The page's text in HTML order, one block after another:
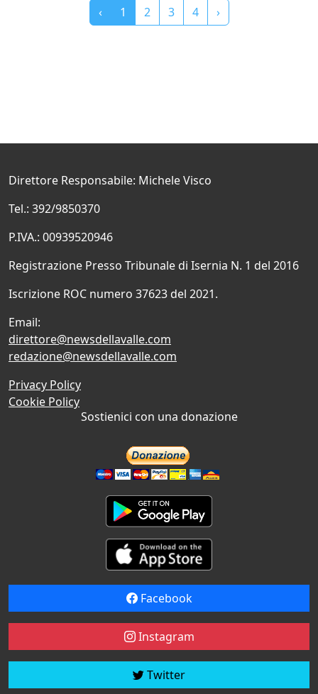
‹ 1 2 3 4 ›
Direttore Responsabile: Michele Visco
Tel.: 392/9850370
P.IVA.: 00939520946
Registrazione Presso Tribunale di Isernia N. 1 del 2016
Iscrizione ROC numero 37623 del 2021.
Email:
direttore@newsdellavalle.com
redazione@newsdellavalle.com
Privacy Policy
Cookie Policy
Sostienici con una donazione
Facebook
Instagram
Twitter